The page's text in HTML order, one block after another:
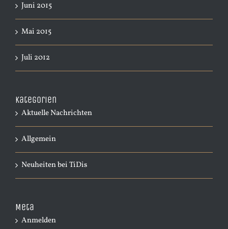
Juni 2015
Mai 2015
Juli 2012
Kategorien
Aktuelle Nachrichten
Allgemein
Neuheiten bei TiDis
Meta
Anmelden